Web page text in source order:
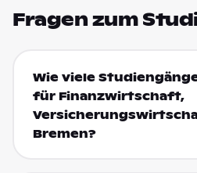
Fragen zum
Wie viele
für Finanzwirtschaft,
Bremen?